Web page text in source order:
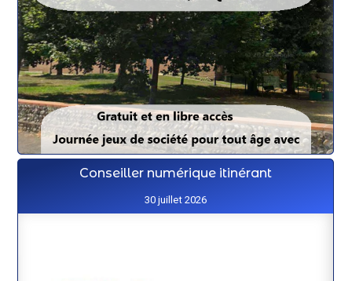
Conseiller numérique itinérant
30 juillet 2026